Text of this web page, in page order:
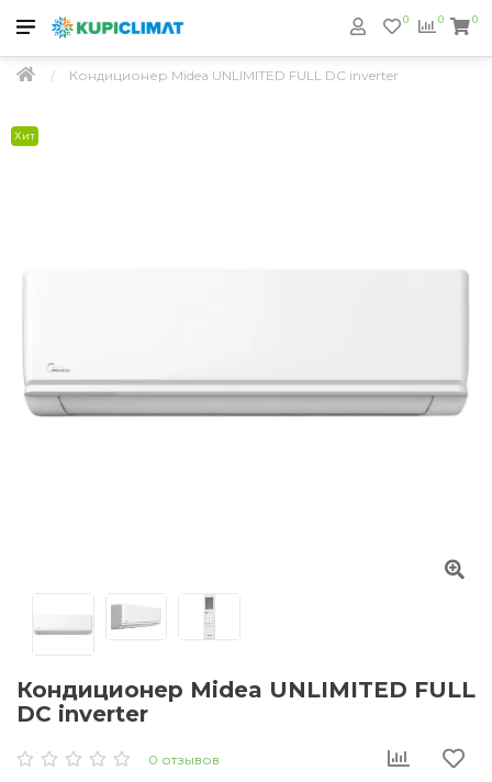
0
0 0
Кондиционер Midea UNLIMITED FULL DC inverter
Хит
Кондиционер Midea UNLIMITED FULL
DC inverter
0 отзывов